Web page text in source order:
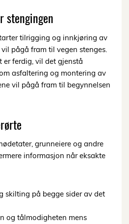
stengingen
tilrigging og innkjøring av
pågå fram til vegen stenges.
er ferdig, vil det gjenstå
asfaltering og montering av
vil pågå fram til begynnelsen
grunneiere og andre
informasjon når eksakte
skilting på begge sider av det
og tålmodigheten mens